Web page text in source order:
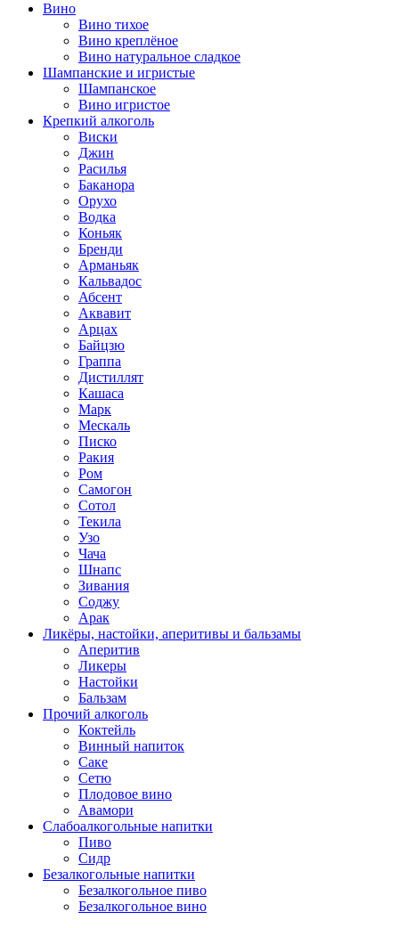
Вино
Вино тихое
Вино креплёное
Вино натуральное сладкое
Шампанские и игристые
Шампанское
Вино игристое
Крепкий алкоголь
Виски
Джин
Расилья
Баканора
Орухо
Водка
Коньяк
Бренди
Арманьяк
Кальвадос
Абсент
Аквавит
Арцах
Байцзю
Граппа
Дистиллят
Кашаса
Марк
Мескаль
Писко
Ракия
Ром
Самогон
Сотол
Текила
Узо
Чача
Шнапс
Зивания
Соджу
Арак
Ликёры, настойки, аперитивы и бальзамы
Аперитив
Ликеры
Настойки
Бальзам
Прочий алкоголь
Коктейль
Винный напиток
Саке
Сетю
Плодовое вино
Авамори
Слабоалкогольные напитки
Пиво
Сидр
Безалкогольные напитки
Безалкогольное пиво
Безалкогольное вино